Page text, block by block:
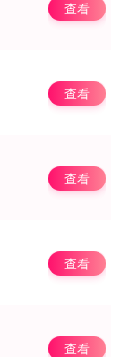
查看
查看
查看
查看
查看